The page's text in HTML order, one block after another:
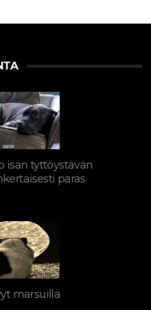
isän tyttöystävän
paras
marsuilla